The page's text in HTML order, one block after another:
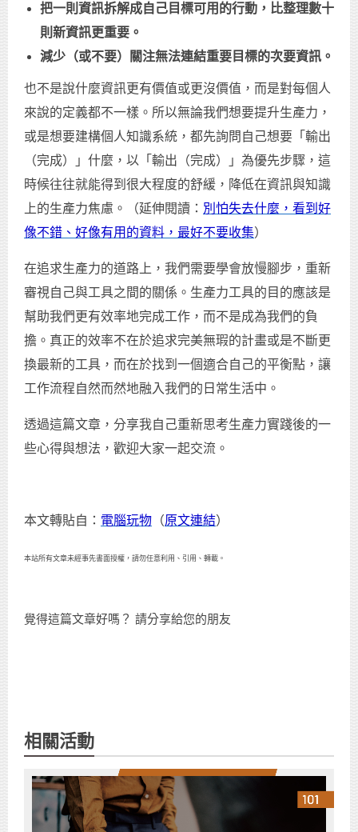
把一則資訊拆解成自己目標可用的行動，比整理數十
則新資訊更重要。
減少（或不要）關注無法連結重要目標的次要資訊。
也不是說什麼資訊更有價值或更沒價值，而是對每個人
來說的定義都不一樣。所以無論我們想要提升生產力，
或是想要建構個人知識系統，都先詢問自己想要「輸出
（完成）」什麼，以「輸出（完成）」為優先步驟，這
時候往往就能得到很大程度的舒緩，降低在資訊與知識
上的生產力焦慮。（延伸閱讀： 別怕失去什麼，看到好
像不錯、好像有用的資料，最好不要收集）
在追求生產力的道路上，我們需要學會放慢腳步，重新
審視自己與工具之間的關係。生產力工具的目的應該是
幫助我們更有效率地完成工作，而不是成為我們的負
擔。真正的效率不在於追求完美無瑕的計畫或是不斷更
換最新的工具，而在於找到一個適合自己的平衡點，讓
工作流程自然而然地融入我們的日常生活中。
透過這篇文章，分享我自己重新思考生產力實踐後的一
些心得與想法，歡迎大家一起交流。
本文轉貼自： 電腦玩物 （原文連結）
本站所有文章未經事先書面授權，請勿任意利用、引用、轉載。
覺得這篇文章好嗎？ 請分享給您的朋友
相關活動